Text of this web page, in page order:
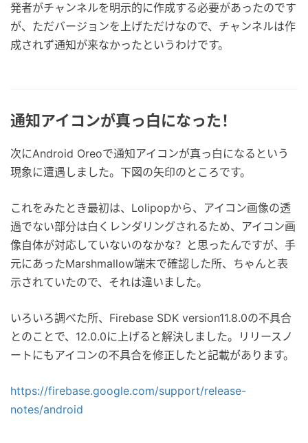
発者がチャンネルを明示的に作成する必要があったのです
が、ただバージョンを上げただけなので、チャンネルは作
成されず通知が来なかったというわけです。
通知アイコンが真っ白になった！
次にAndroid Oreoで通知アイコンが真っ白になるという
現象に遭遇しました。下図の矢印のところです。
これをみたとき最初は、Lolipopから、アイコン画像の透
過でない部分は白くレンダリングされるため、アイコン画
像自体が対応していないのなかな？と思ったんですが、手
元にあったMarshmallow端末で確認した所、ちゃんと表
示されていたので、それは違いました。
いろいろ調べた所、Firebase SDK version11.8.0の不具合
とのことで、12.0.0に上げると解決しました。リリースノ
ートにもアイコンの不具合を修正したと記載があります。
https://firebase.google.com/support/release-
notes/android